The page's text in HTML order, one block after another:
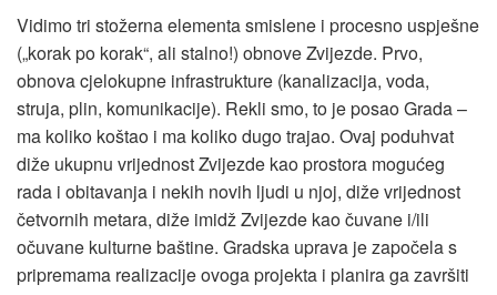
Vidimo tri stožerna elementa smislene i procesno uspješne
(„korak po korak“, ali stalno!) obnove Zvijezde. Prvo,
obnova cjelokupne infrastrukture (kanalizacija, voda,
struja, plin, komunikacije). Rekli smo, to je posao Grada –
ma koliko koštao i ma koliko dugo trajao. Ovaj poduhvat
diže ukupnu vrijednost Zvijezde kao prostora mogućeg
rada i obitavanja i nekih novih ljudi u njoj, diže vrijednost
četvornih metara, diže imidž Zvijezde kao čuvane i/ili
očuvane kulturne baštine. Gradska uprava je započela s
pripremama realizacije ovoga projekta i planira ga završiti